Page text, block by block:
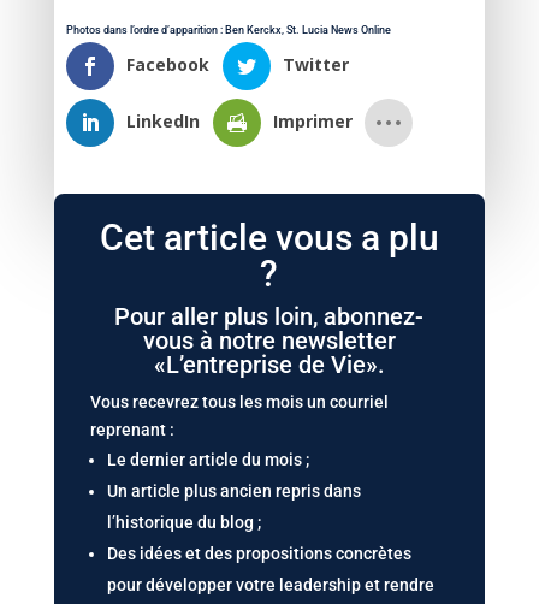
Photos dans l’ordre d’apparition : Ben Kerckx, St. Lucia News Online
Facebook Twitter
LinkedIn Imprimer
Cet article vous a plu
?
Pour aller plus loin, abonnez-
vous à notre newsletter
«L’entreprise de Vie».
Vous recevrez tous les mois un courriel
reprenant :
Le dernier article du mois ;
Un article plus ancien repris dans
l’historique du blog ;
Des idées et des propositions concrètes
pour développer votre leadership et rendre